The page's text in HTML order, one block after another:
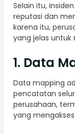
Selain itu,
reputasi dan
karena itu,
yang jelas
1. Data
Data mapping
pencatatan
perusahaan,
yang